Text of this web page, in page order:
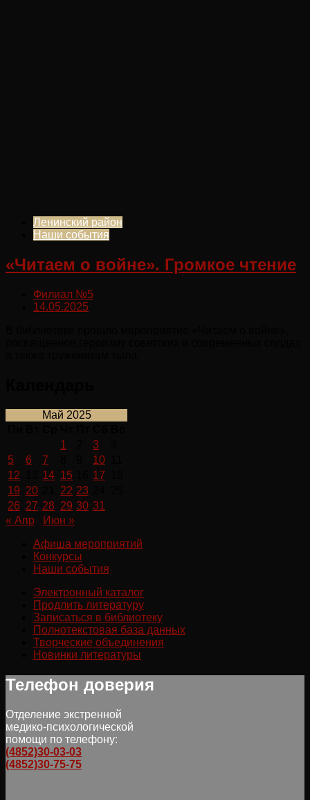
Ленинский район
Наши события
«Читаем о войне». Громкое чтение
Филиал №5
14.05.2025
Май 2025
1
3
5
6 7 10
12
14 15 17
19 20 22 23
26 27 28 29 30 31
« Апр
Июн »
Афиша мероприятий
Конкурсы
Наши события
Электронный каталог
Продлить литературу
Записаться в библиотеку
Полнотекстовая база данных
Творческие объединения
Новинки литературы
Телефон доверия
Отделение экстренной
медико-психологической
помощи по телефону:
(4852)30-03-03
(4852)30-75-75